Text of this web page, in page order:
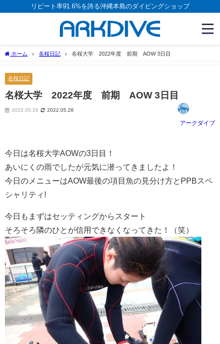
リピート率91.6%を誇る沖縄本島のダイビングショップ
ホーム 名桜日記 名桜大学 2022年度 前期 AOW 3日目
名桜日記
名桜大学 2022年度 前期 AOW 3日目
2022.05.28 2022.05.28
アークダイブ
今日は名桜大学AOWの3日目！
あいにくの雨でしたが元気に潜ってきましたよ！
今日のメニューはAOW最後の項目魚の見分け方とPPBスペ
シャリティ!
今日もまずはセッティングからスタート
そろそろ隣のひとが信用できなくなってきた！（笑）